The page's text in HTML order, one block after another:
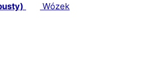
Wózek